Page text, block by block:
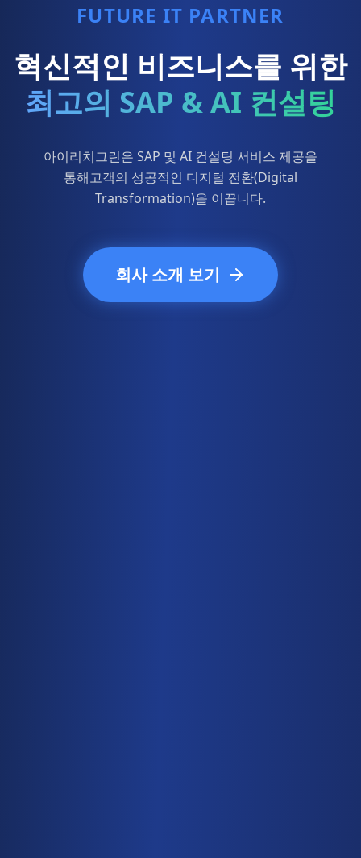
FUTURE IT PARTNER
혁신적인 비즈니스를 위한
최고의 SAP & AI 컨설팅
아이리치그린은 SAP 및 AI 컨설팅 서비스 제공을
통해고객의 성공적인 디지털 전환(Digital
Transformation)을 이끕니다.
회사 소개 보기